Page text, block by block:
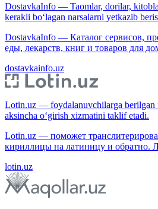
DostavkaInfo — Taomlar, dorilar,
kerakli bo‘lagan narsalarni yetkazib
DostavkaInfo — Каталог сервисов,
еды, лекарств, книг и товаров для
dostavkainfo.uz
Lotin.uz — foydalanuvchilarga berilgan
aksincha o‘girish xizmatini taklif etadi.
Lotin.uz — поможет
кириллицы на латиницу и обратно.
lotin.uz